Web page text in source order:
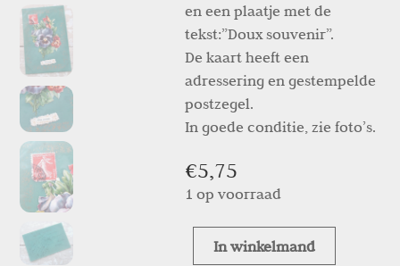
en een plaatje met de
tekst:”Doux souvenir”.
De kaart heeft een
adressering en gestempelde
postzegel.
In goede conditie, zie foto’s.
€5,75
1 op voorraad
Antieke
In winkelmand